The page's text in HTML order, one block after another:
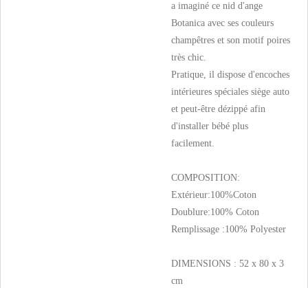
a imaginé ce nid d'ange
Botanica avec ses couleurs
champêtres et son motif poires
très chic.
Pratique, il dispose d'encoches
intérieures spéciales siège auto
et peut-être dézippé afin
d'installer bébé plus
facilement.
COMPOSITION:
Extérieur:100%Coton
Doublure:100% Coton
Remplissage :100% Polyester
DIMENSIONS : 52 x 80 x 3
cm